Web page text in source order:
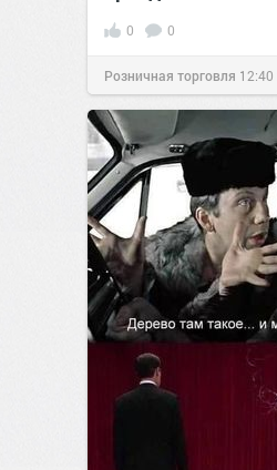
0 0
Розничная торговля 12:40